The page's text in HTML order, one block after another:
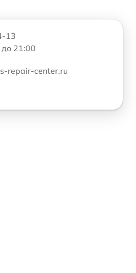
13
21:00
repair-center.ru